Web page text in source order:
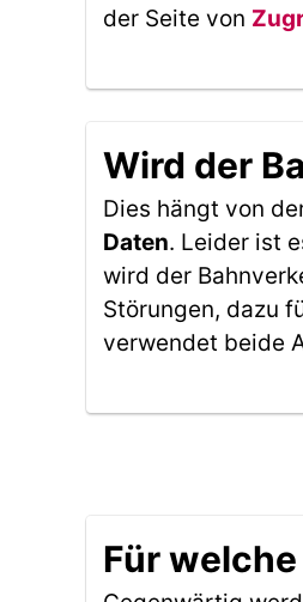
der Seite von
Wird der
Dies hängt von
Daten. Leider ist
wird der
Störungen, dazu
verwendet beide
Für